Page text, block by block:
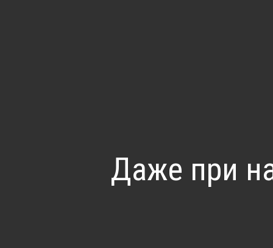
Даже при